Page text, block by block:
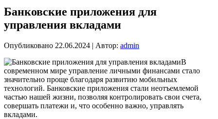
Банковские приложения для
управления вкладами
Опубликовано 22.06.2024 | Автор: admin
В
современном мире управление личными финансами стало
значительно проще благодаря развитию мобильных
технологий. Банковские приложения стали неотъемлемой
частью нашей жизни, позволяя контролировать свои счета,
совершать платежи и, что особенно важно, управлять
вкладами.